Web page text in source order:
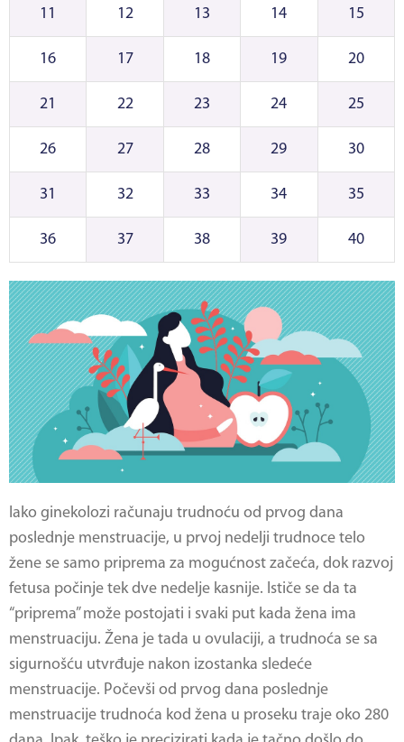
11 12 13 14 15
16 17 18 19 20
21 22 23 24 25
26 27 28 29 30
31 32 33 34 35
36 37 38 39 40
Iako ginekolozi računaju trudnoću od prvog dana
poslednje menstruacije, u prvoj nedelji trudnoce telo
žene se samo priprema za mogućnost začeća, dok razvoj
fetusa počinje tek dve nedelje kasnije. Ističe se da ta
“priprema” može postojati i svaki put kada žena ima
menstruaciju. Žena je tada u ovulaciji, a trudnoća se sa
sigurnošću utvrđuje nakon izostanka sledeće
menstruacije. Počevši od prvog dana poslednje
menstruacije trudnoća kod žena u proseku traje oko 280